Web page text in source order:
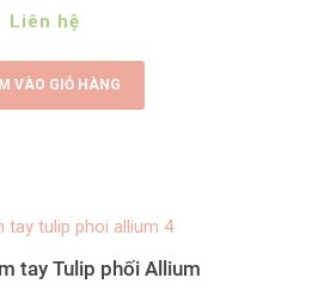
Liên hệ
VÀO GIỎ HÀNG
tay Tulip phối Allium